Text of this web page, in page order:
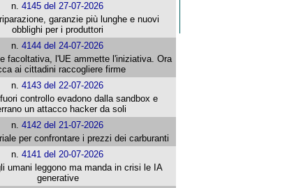
n.4145 del 27-07-2026
garanzie più lunghe e nuovi
obblighi per i produttori
n.4144 del 24-07-2026
facoltativa, l'UE ammette l'iniziativa. Ora
ai cittadini raccogliere firme
n.4143 del 22-07-2026
controllo evadono dalla sandbox e
un attacco hacker da soli
n.4142 del 21-07-2026
per confrontare i prezzi dei carburanti
n.4141 del 20-07-2026
umani leggono ma manda in crisi le IA
generative